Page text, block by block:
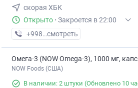
скорая ХБК
Открыто · Закроется в 22:00
+998 (95) XXX-XX-XX
смотреть
Омега-3 (NOW Omega-3), 1000 мг,
NOW Foods (США)
В наличии: 2 штуки (Обновлено 10